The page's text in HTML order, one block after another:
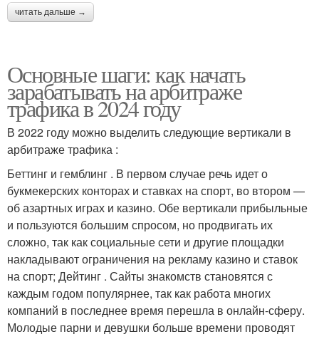
читать дальше →
Основные шаги: как начать
зарабатывать на арбитраже
трафика в 2024 году
В 2022 году можно выделить следующие вертикали в
арбитраже трафика :
Беттинг и гемблинг . В первом случае речь идет о
букмекерских конторах и ставках на спорт, во втором —
об азартных играх и казино. Обе вертикали прибыльные
и пользуются большим спросом, но продвигать их
сложно, так как социальные сети и другие площадки
накладывают ограничения на рекламу казино и ставок
на спорт; Дейтинг . Сайты знакомств становятся с
каждым годом популярнее, так как работа многих
компаний в последнее время перешла в онлайн-сферу.
Молодые парни и девушки больше времени проводят